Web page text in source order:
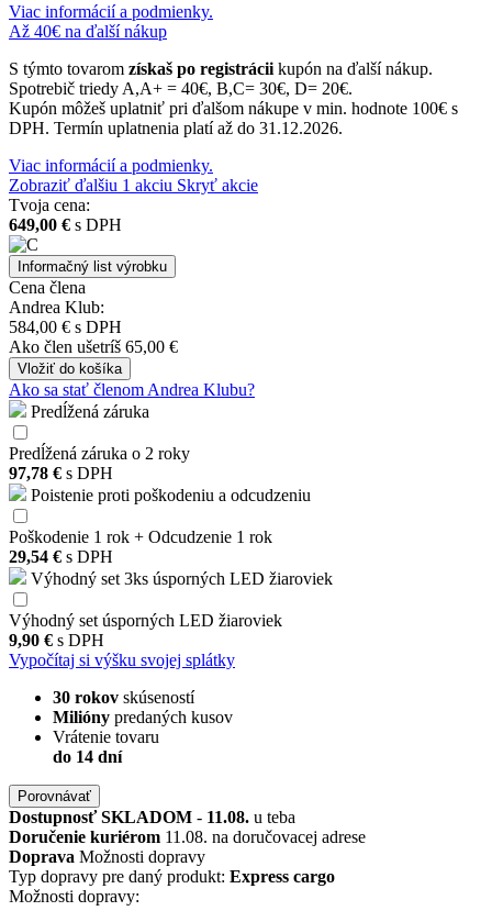
Viac informácií a podmienky.
Až 40€ na ďalší nákup
S týmto tovarom získaš po registrácii kupón na ďalší nákup.
Spotrebič triedy A,A+ = 40€, B,C= 30€, D= 20€.
Kupón môžeš uplatniť pri ďalšom nákupe v min. hodnote 100€ s
DPH. Termín uplatnenia platí až do 31.12.2026.
Viac informácií a podmienky.
Zobraziť ďalšiu 1 akciu Skryť akcie
Tvoja cena:
649,00 € s DPH
Informačný list výrobku
Cena člena
Andrea Klub:
584,00 € s DPH
Ako člen ušetríš 65,00 €
Vložiť do košíka
Ako sa stať členom Andrea Klubu?
Predĺžená záruka
Predĺžená záruka o 2 roky
97,78 € s DPH
Poistenie proti poškodeniu a odcudzeniu
Poškodenie 1 rok + Odcudzenie 1 rok
29,54 € s DPH
Výhodný set 3ks úsporných LED žiaroviek
Výhodný set úsporných LED žiaroviek
9,90 € s DPH
Vypočítaj si výšku svojej splátky
30 rokov skúseností
Milióny predaných kusov
Vrátenie tovaru
do 14 dní
Porovnávať
DostupnosťSKLADOM - 11.08. u teba
Doručenie kuriérom 11.08. na doručovacej adrese
Doprava Možnosti dopravy
Typ dopravy pre daný produkt: Express cargo
Možnosti dopravy: